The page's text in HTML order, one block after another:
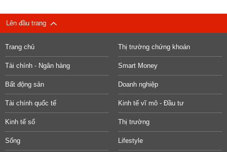
Lên đầu trang
Trang chủ Thị trường chứng khoán
Tài chính - Ngân hàng Smart Money
Bất động sản Doanh nghiệp
Tài chính quốc tế Kinh tế vĩ mô - Đầu tư
Kinh tế số Thị trường
Sống Lifestyle